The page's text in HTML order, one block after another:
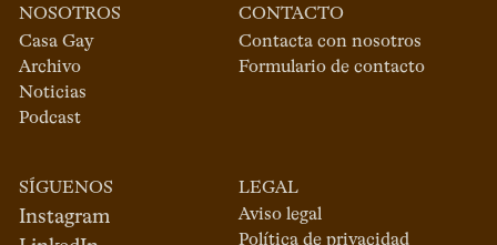
NOSOTROS
Casa Gay
Archivo
Noticias
Podcast
CONTACTO
Contacta con nosotros
Formulario de contacto
SÍGUENOS
Instagram
LEGAL
Aviso legal
Política de privacidad